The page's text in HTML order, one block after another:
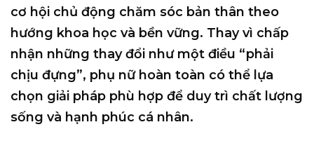
cơ hội chủ động chăm sóc bản thân theo
hướng khoa học và bền vững. Thay vì chấp
nhận những thay đổi như một điều “phải
chịu đựng”, phụ nữ hoàn toàn có thể lựa
chọn giải pháp phù hợp để duy trì chất lượng
sống và hạnh phúc cá nhân.